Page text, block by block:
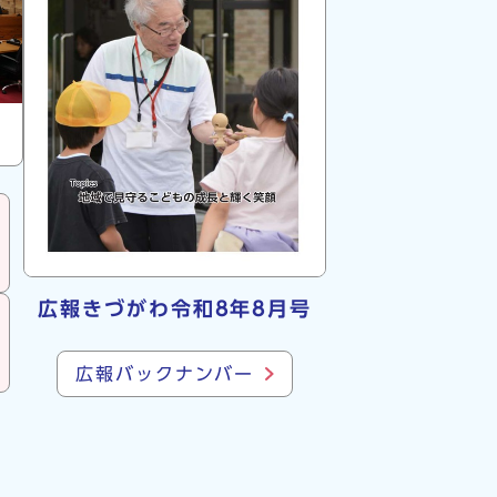
広報きづがわ令和8年8月号
広報バックナンバー